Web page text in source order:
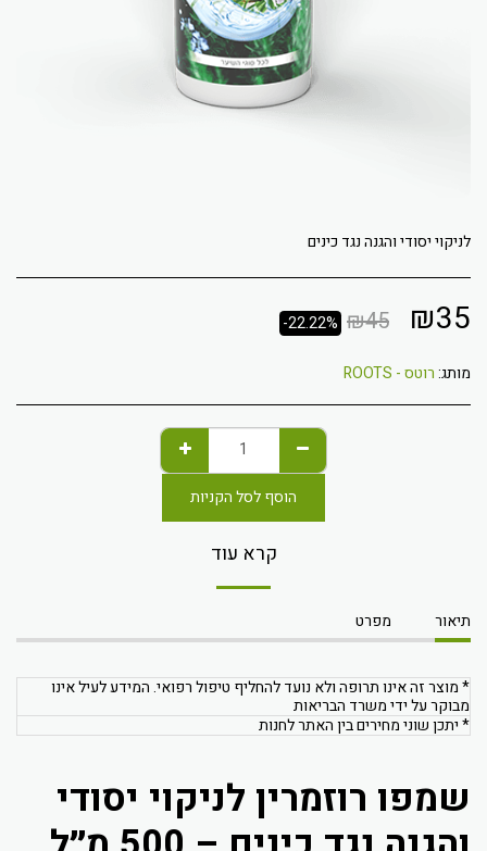
לניקוי יסודי והגנה נגד כינים
₪35
₪45
-22.22%
מותג:רוטס - ROOTS
הוסף לסל הקניות
קרא עוד
תיאור מפרט
* מוצר זה אינו תרופה ולא נועד להחליף טיפול רפואי. המידע לעיל אינו
מבוקר על ידי משרד הבריאות
* יתכן שוני מחירים בין האתר לחנות
שמפו רוזמרין לניקוי יסודי